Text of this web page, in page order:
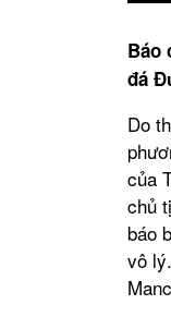
Báo
đá
Do
của
chủ
báo
vô